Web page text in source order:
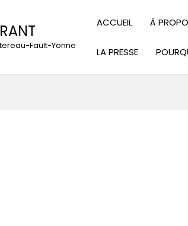
Fault-Yonne
ACCUEIL À
LA PRESSE